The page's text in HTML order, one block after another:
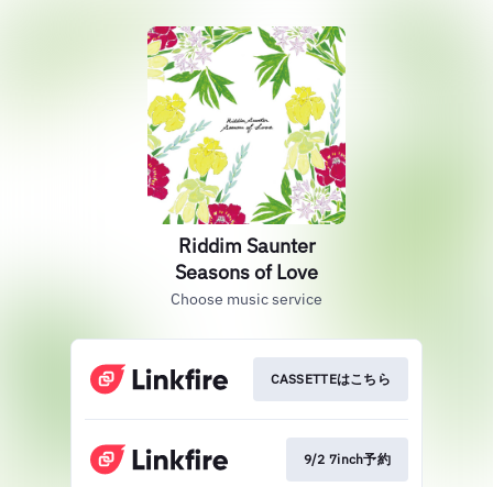
Riddim Saunter
Seasons of Love
Choose music service
CASSETTEはこちら
9/2 7inch予約